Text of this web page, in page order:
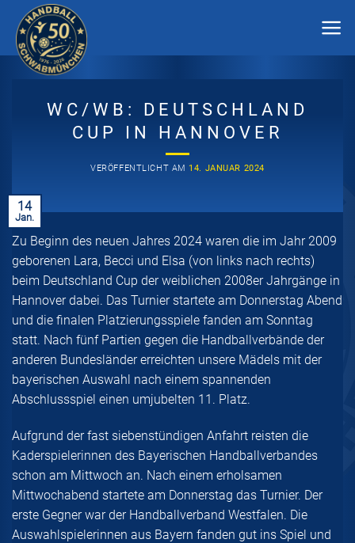
Inhalt
springen
WC/WB: DEUTSCHLAND
CUP IN HANNOVER
VERÖFFENTLICHT AM 14. JANUAR 2024
14
Jan.
Zu Beginn des neuen Jahres 2024 waren die im Jahr 2009
geborenen Lara, Becci und Elsa (von links nach rechts)
beim Deutschland Cup der weiblichen 2008er Jahrgänge in
Hannover dabei. Das Turnier startete am Donnerstag Abend
und die finalen Platzierungsspiele fanden am Sonntag
statt. Nach fünf Partien gegen die Handballverbände der
anderen Bundesländer erreichten unsere Mädels mit der
bayerischen Auswahl nach einem spannenden
Abschlussspiel einen umjubelten 11. Platz.
Aufgrund der fast siebenstündigen Anfahrt reisten die
Kaderspielerinnen des Bayerischen Handballverbandes
schon am Mittwoch an. Nach einem erholsamen
Mittwochabend startete am Donnerstag das Turnier. Der
erste Gegner war der Handballverband Westfalen. Die
Auswahlspielerinnen aus Bayern fanden gut ins Spiel und